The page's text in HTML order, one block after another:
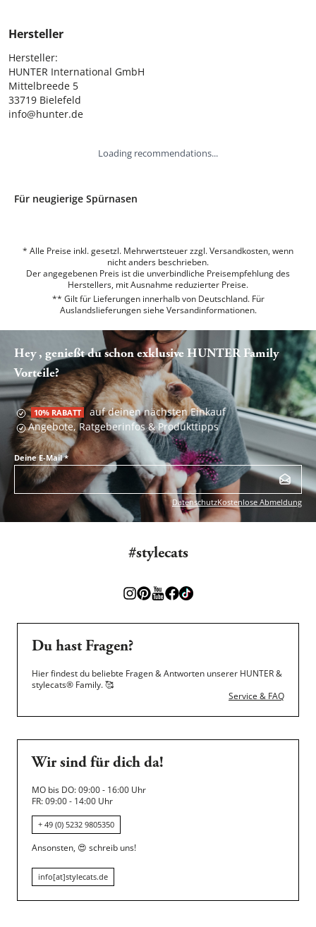
Hersteller
Hersteller:
HUNTER International GmbH
Mittelbreede 5
33719 Bielefeld
info@hunter.de
Loading recommendations...
Für neugierige Spürnasen
* Alle Preise inkl. gesetzl. Mehrwertsteuer zzgl. Versandkosten, wenn
nicht anders beschrieben.
Der angegebenen Preis ist die unverbindliche Preisempfehlung des
Herstellers, mit Ausnahme reduzierter Preise.
** Gilt für Lieferungen innerhalb von Deutschland. Für
Auslandslieferungen siehe Versandinformationen.
Hey , genießt du schon exklusive HUNTER Family
Vorteile?
10% RABATT auf deinen nächsten Einkauf
Angebote, Ratgeberinfos & Produkttipps
Deine E-Mail*
DatenschutzKostenlose Abmeldung
#stylecats
Du hast Fragen?
Hier findest du beliebte Fragen & Antworten unserer HUNTER &
stylecats® Family.🥰
Service & FAQ
Wir sind für dich da!
MO bis DO: 09:00 - 16:00 Uhr
FR: 09:00 - 14:00 Uhr
+ 49 (0) 5232 9805350
Ansonsten, 😍 schreib uns!
info[at]stylecats.de